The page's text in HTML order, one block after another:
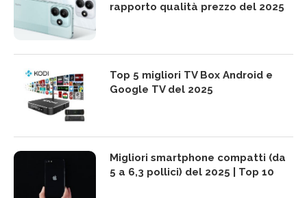
rapporto qualità prezzo del 2025
Top 5 migliori TV Box Android e
Google TV del 2025
Migliori smartphone compatti (da
5 a 6,3 pollici) del 2025 | Top 10